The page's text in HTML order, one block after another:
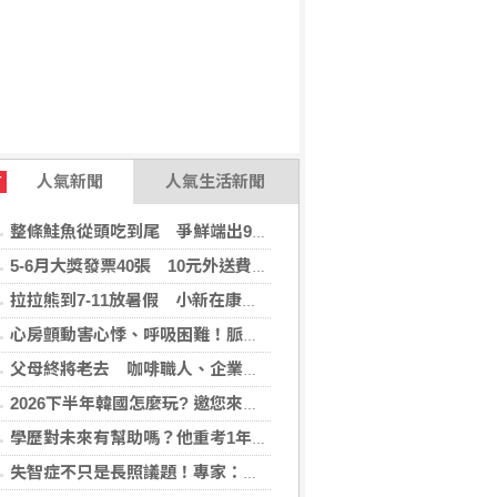
人氣新聞 人氣生活新聞
整條鮭魚從頭吃到尾 爭鮮端出9道新料理
5-6月大獎發票40張 10元外送費對中1千萬
拉拉熊到7-11放暑假 小新在康是美開雜貨店
心房顫動害心悸、呼吸困難！脈衝場電燒(PFA)手術助患者重拾生活品質
父母終將老去 咖啡職人、企業攜手公益 陪自閉症家庭走更遠
2026下半年韓國怎麼玩? 邀您來場韓國深度遊，還「遊」好康！
學歷對未來有幫助嗎？他重考1年上頂大「希望17歲就知道的人生真相」
失智症不只是長照議題！專家：生活中的金融、就業、司法都可能碰到